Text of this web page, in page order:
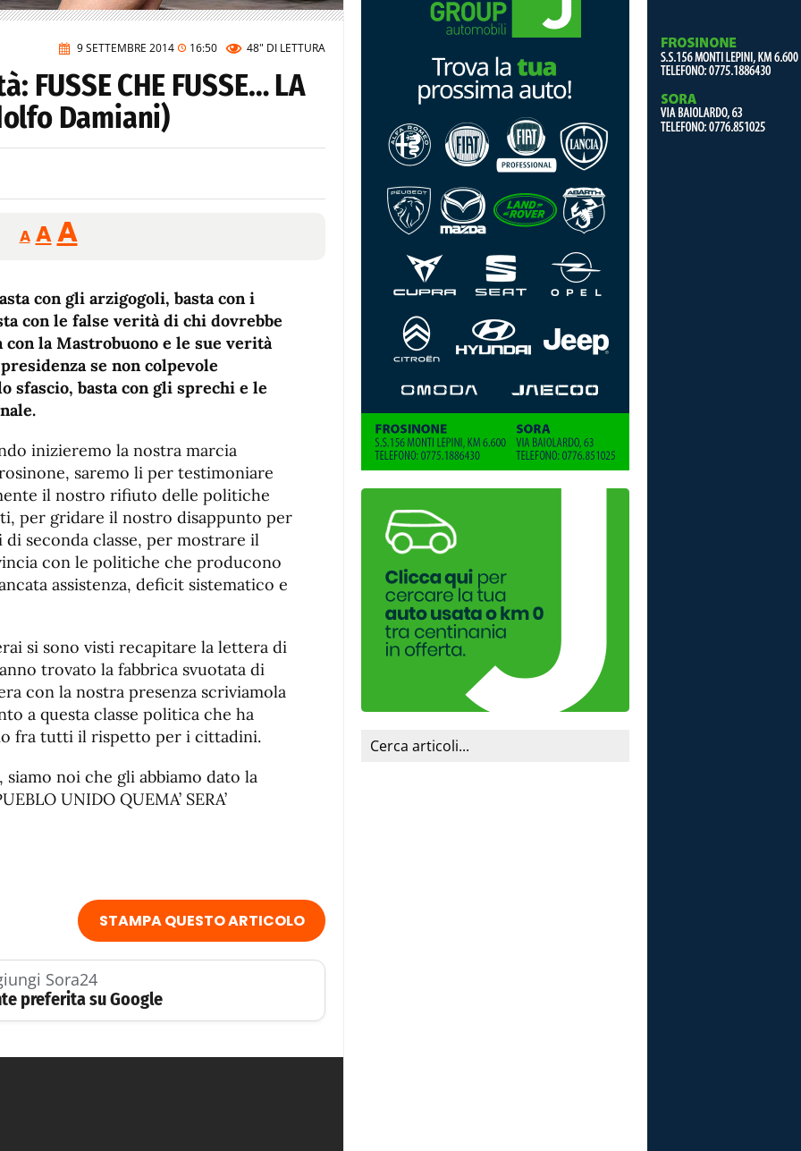
9 SETTEMBRE 2014 16:50 48" DI LETTURA
FUSSE CHE FUSSE… LA
Damiani)
A
Reducir
tamaño
A Restablecer
tamaño
de
fuente
AAumentar
de
fuente.
con gli arzigogoli, basta con i
con le false verità di chi dovrebbe
la Mastrobuono e le sue verità
se non colpevole
sfascio, basta con gli sprechi e le
inizieremo la nostra marcia
saremo li per testimoniare
il nostro rifiuto delle politiche
per gridare il nostro disappunto per
seconda classe, per mostrare il
con le politiche che producono
assistenza, deficit sistematico e
si sono visti recapitare la lettera di
trovato la fabbrica svuotata di
con la nostra presenza scriviamola
a questa classe politica che ha
fra tutti il rispetto per i cittadini.
noi che gli abbiamo dato la
UNIDO QUEMA’ SERA’
STAMPA QUESTO ARTICOLO
Sora24
preferita su Google